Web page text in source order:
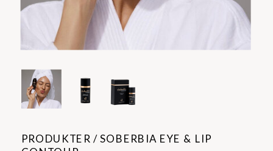
PRODUKTER / SOBERBIA EYE & LIP